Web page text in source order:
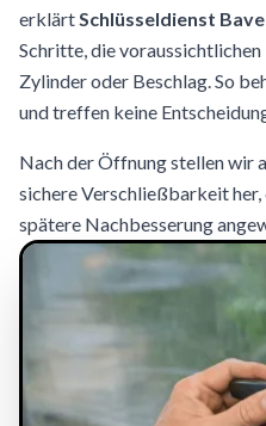
erklärtSchlüsseldienst
Schritte, die
Zylinder oder Beschlag. So
und treffen keine
Nach der Öffnung stellen wir
sichere Verschließbarkeit her,
spätere Nachbesserung